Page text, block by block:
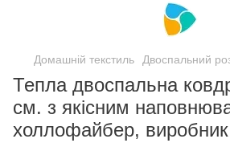
Домашній текстиль Двоспальний
Тепла двоспальна
см. з якісним
холлофайбер,